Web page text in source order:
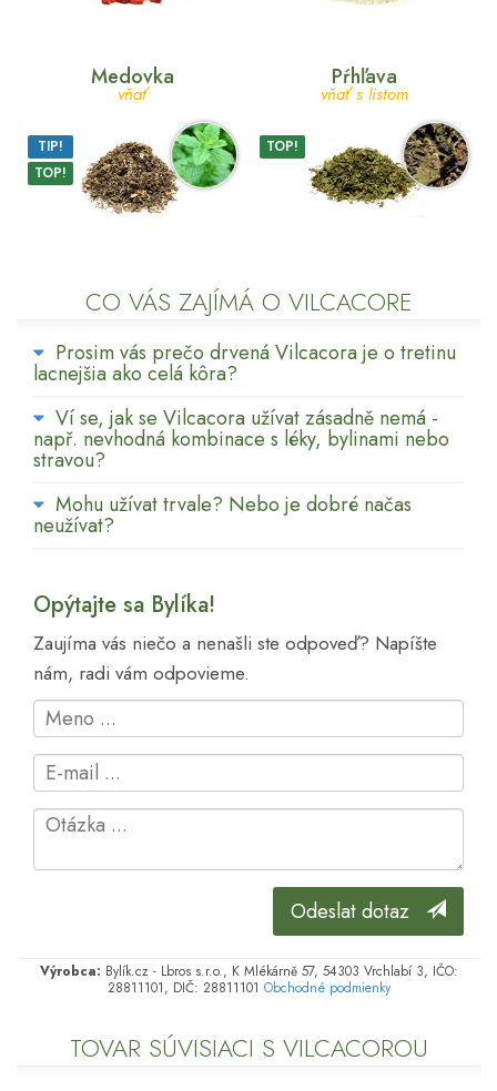
Medovka
vňať
TIP!
TOP!
Pŕhľava
vňať s listom
TOP!
CO VÁS ZAJÍMÁ O VILCACORE
Prosim vás prečo drvená Vilcacora je o tretinu
lacnejšia ako celá kôra?
Ví se, jak se Vilcacora užívat zásadně nemá -
např. nevhodná kombinace s léky, bylinami nebo
stravou?
Mohu užívat trvale? Nebo je dobré načas
neužívat?
Opýtajte sa Bylíka!
Zaujíma vás niečo a nenašli ste odpoveď? Napíšte
nám, radi vám odpovieme.
Odeslat dotaz
Výrobca: Bylík.cz - Lbros s.r.o., K Mlékárně 57, 54303 Vrchlabí 3, IČO:
28811101, DIČ: 28811101 Obchodné podmienky
TOVAR SÚVISIACI S VILCACOROU